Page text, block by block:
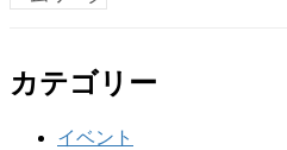
カテゴリー
イベント